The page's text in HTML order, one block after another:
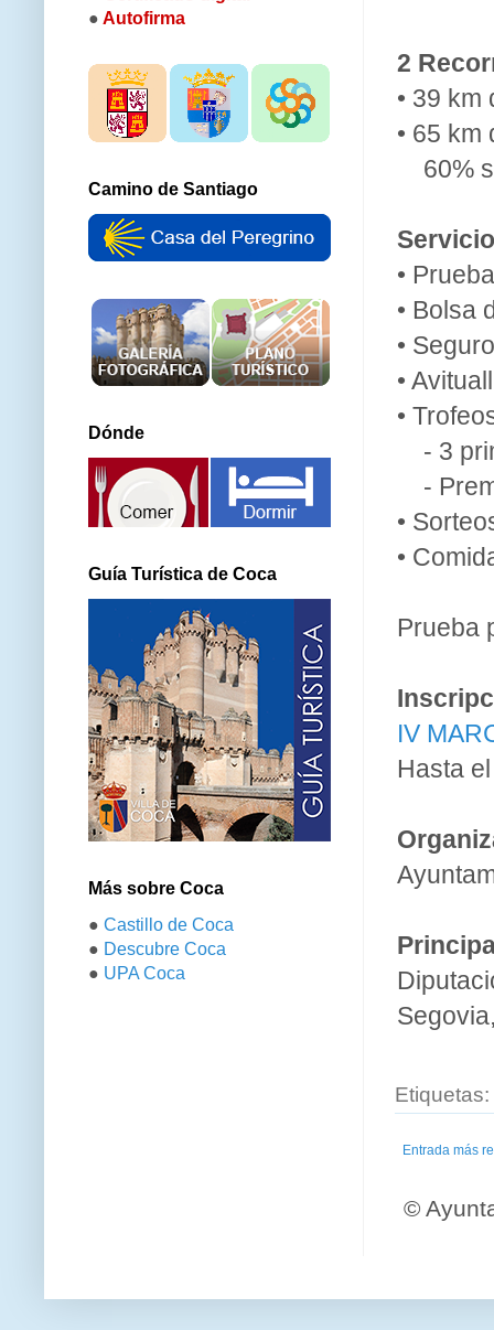
2
• 39
• 65
60%
•
• Bolsa
•
•
•
- 3
-
•
•
Prueba
IV
Hasta
Etiquetas:
Entrada más
©
● Autofirma
Camino de Santiago
Dónde
Guía Turística de Coca
Más sobre Coca
● Castillo de Coca
● Descubre Coca
● UPA Coca